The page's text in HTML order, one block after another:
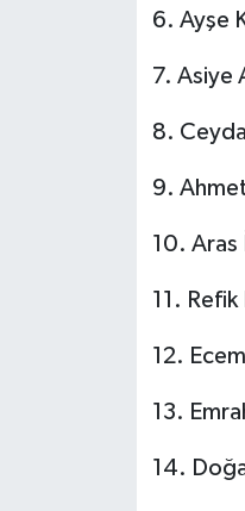
6.⁠ ⁠Ayşe
7.⁠ ⁠Asiye
8.⁠
9.⁠
10.⁠ ⁠Aras
11.⁠
12.⁠
13.⁠
14.⁠